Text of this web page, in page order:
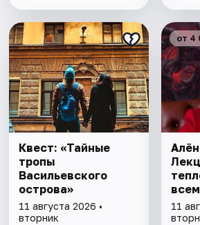
Квест: «Тайные
тропы
Васильевского
острова»
11 августа 2026 •
вторник
от 4
11